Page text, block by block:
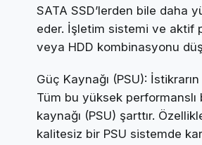
SATA SSD’lerden bile daha
eder. İşletim sistemi ve aktif
veya HDD kombinasyonu
Güç Kaynağı (PSU): İstikrarın
Tüm bu yüksek
kaynağı (PSU) şarttır.
kalitesiz bir PSU sistemde